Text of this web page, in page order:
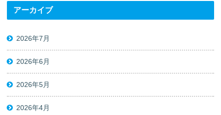
アーカイブ
2026年7月
2026年6月
2026年5月
2026年4月